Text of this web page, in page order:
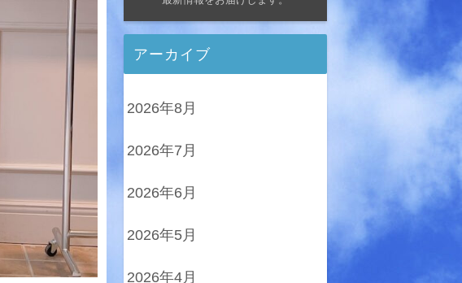
アーカイブ
2026年8月
2026年7月
2026年6月
2026年5月
2026年4月